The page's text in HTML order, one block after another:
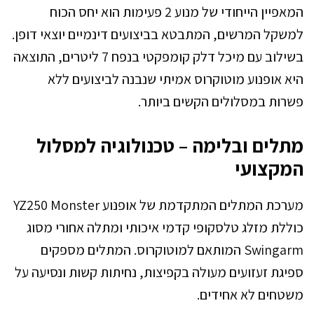
המאפיין הייחודי של מנוע 2 פעימות הוא יחס הכוח
למשקל המרשים, המתבטא בביצועים דינמיים יוצאי דופן.
בשילוב עם מיכל דלק קומפקטי בנפח 7 ליטרים, התוצאה
היא אופנוע מוטוקרוס אמיתי שנבנה לביצועים ללא
פשרות במסלולים הקשים ביותר.
מתלים ובלימה – טכנולוגיה למסלול
המקצועי
מערכת המתלים המתקדמת של אופנוע YZ250 Monster
כוללת מזלג טלסקופי קדמי איכותי ומתלה אחורי מסוג
Swingarm המותאם למוטוקרוס. המתלים מספקים
ספיגת זעזועים מעולה בקפיצות, נחיתות קשות ונסיעה על
משטחים לא אחידים.